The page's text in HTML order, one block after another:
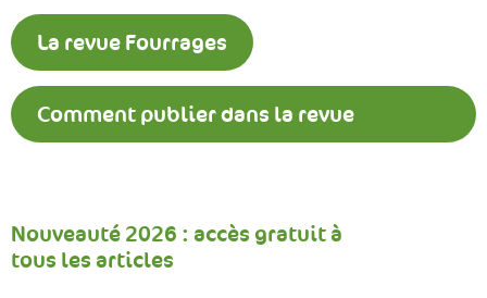
La revue Fourrages
Comment publier dans la revue
Nouveauté 2026 : accès gratuit à
tous les articles